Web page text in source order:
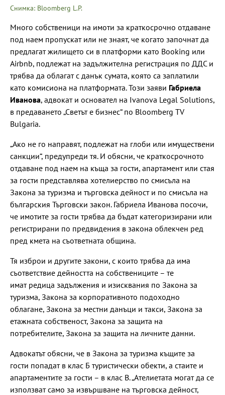
Снимка: Bloomberg L.P.
Много собственици на имоти за краткосрочно отдаване
под наем пропускат или не знаят, че когато започнат да
предлагат жилището си в платформи като Booking или
Airbnb, подлежат на задължителна регистрация по ДДС и
трябва да облагат с данък сумата, която са заплатили
като комисиона на платформата. Този заяви Габриела
Иванова, адвокат и основател на Ivanova Legal Solutions,
в предаването „Светът е бизнес“ по Bloomberg TV
Bulgaria.
„Ако не го направят, подлежат на глоби или имуществени
санкции“, предупреди тя. И обясни, че краткосрочното
отдаване под наем на къща за гости, апартамент или стая
за гости представлява хотелиерство по смисъла на
Закона за туризма и търговска дейност и по смисъла на
българския Търговски закон. Габриела Иванова посочи,
че имотите за гости трябва да бъдат категоризирани или
регистрирани по предвидения в закона облекчен ред
пред кмета на съответната община.
Тя изброи и другите закони, с които трябва да има
съответствие дейността на собствениците – те
имат редица задължения и изисквания по Закона за
туризма, Закона за корпоративното подоходно
облагане, Закона за местни данъци и такси, Закона за
етажната собственост, Закона за защита на
потребителите, Закона за защита на личните данни.
Адвокатът обясни, че в Закона за туризма къщите за
гости попадат в клас Б туристически обекти, а стаите и
апартаментите за гости – в клас В. „Ателиетата могат да се
използват само за извършване на търговска дейност,